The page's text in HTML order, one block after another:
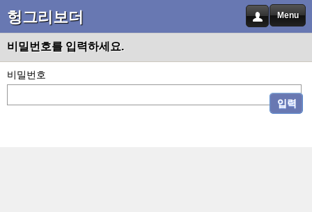
헝그리보더 Menu
비밀번호를 입력하세요.
비밀번호
입력